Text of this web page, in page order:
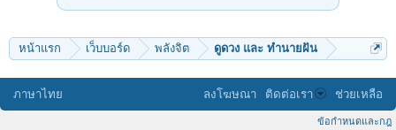
หน้าแรก เว็บบอร์ด พลังจิต ดูดวง และ ทำนายฝัน
ภาษาไทย ลงโฆษณา ติดต่อเรา ช่วยเหลือ
ข้อกำหนดและกฎ